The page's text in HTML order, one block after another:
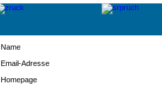
Name
Email-Adresse
Homepage